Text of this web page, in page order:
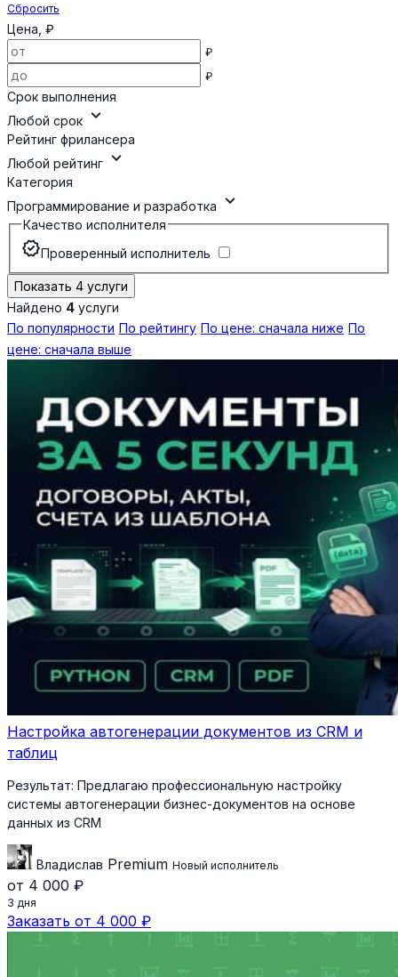
Сбросить
Цена, ₽
₽
₽
Срок выполнения
Любой срок expand_more
Рейтинг фрилансера
Любой рейтинг expand_more
Категория
Программирование и разработка expand_more
Качество исполнителя
verifiedПроверенный исполнитель
Показать 4 услуги
Найдено 4 услуги
По популярности По рейтингу По цене: сначала ниже По
цене: сначала выше
Настройка автогенерации документов из CRM и
таблиц
Результат: Предлагаю профессиональную настройку
системы автогенерации бизнес-документов на основе
данных из CRM
Владислав Premium Новый исполнитель
от 4 000 ₽
3 дня
Заказать от 4 000 ₽